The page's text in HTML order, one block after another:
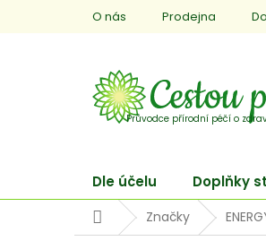
O nás Prodejna
Dle účelu Doplňky
DomůZnačky